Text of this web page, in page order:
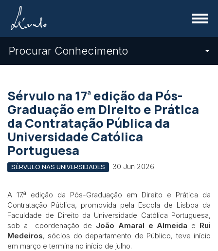
Menu
Procurar Conhecimento
Sérvulo na 17ªedição da Pós-
Graduação em Direito e Prática
da Contratação Pública da
Universidade Católica
Portuguesa
SÉRVULO NAS UNIVERSIDADES 30 Jun 2026
A 17.ª edição da Pós-Graduação em Direito e Prática da
Contratação Pública, promovida pela Escola de Lisboa da
Faculdade de Direito da Universidade Católica Portuguesa,
sob a coordenação de João Amaral e Almeida e Rui
Medeiros, sócios do departamento de Público, teve início
em março e termina no início de julho.